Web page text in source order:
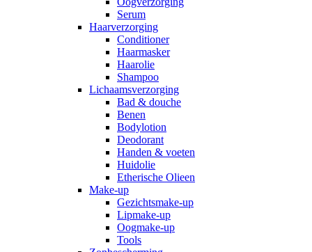
Serum
Haarverzorging
Conditioner
Haarmasker
Haarolie
Shampoo
Lichaamsverzorging
Bad & douche
Benen
Bodylotion
Deodorant
Handen & voeten
Huidolie
Etherische Olieen
Make-up
Gezichtsmake-up
Lipmake-up
Oogmake-up
Tools